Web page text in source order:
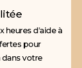
heures d’aide à
pour
dans votre